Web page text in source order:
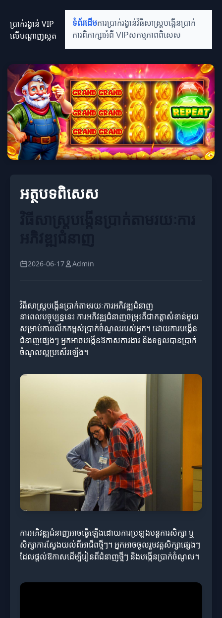
ប្រាក់រង្វាន់ VIP
លើបណ្តាញស្លត
ទំព័រដើមការប្រាក់រង្វាន់វិធីសាស្ត្របង្កើនប្រាក់
ការពិភាក្សាអំពី VIPសកម្មភាពពិសេស
អត្ថបទពិសេស
2026-06-17 Admin
វិធីសាស្ត្របង្កើនប្រាក់តាមរយៈការអភិវឌ្ឍជំនាញ
នាពេលបច្ចុប្បន្ននេះ ការអភិវឌ្ឍជំនាញចម្រុះគឺជាកត្តាសំខាន់មួយ
សម្រាប់ការលើកកម្ពស់ប្រាក់ចំណូលរបស់អ្នក។ ដោយការបង្កើន
ជំនាញផ្សេងៗ អ្នកអាចបង្កើនឱកាសការងារ និងទទួលបានប្រាក់
ចំណូលល្អប្រសើរឡើង។
ការអភិវឌ្ឍជំនាញអាចធ្វើឡើងដោយការប្រឡងបន្តការសិក្សា ឬ
សិក្សាការស្វែងយល់ពីអាជីពថ្មីៗ។ អ្នកអាចចូលរួមវគ្គសិក្សាផ្សេងៗ
ដែលផ្តល់ឱកាសដើម្បីរៀនពីជំនាញថ្មីៗ និងបង្កើនប្រាក់ចំណូល។